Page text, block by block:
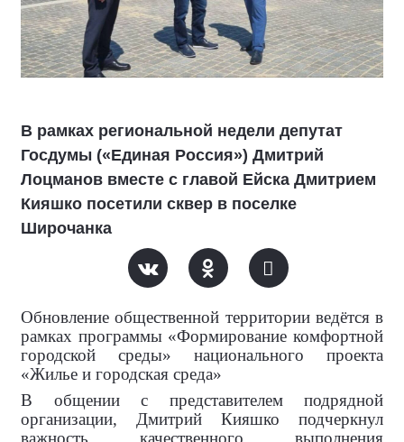
В рамках региональной недели депутат
Госдумы («Единая Россия») Дмитрий
Лоцманов вместе с главой Ейска Дмитрием
Кияшко посетили сквер в поселке
Широчанка
Обновление общественной территории ведётся в
рамках программы «Формирование комфортной
городской среды» национального проекта
«Жилье и городская среда»
В общении с представителем подрядной
организации, Дмитрий Кияшко подчеркнул
важность качественного выполнения